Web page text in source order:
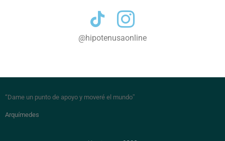
@hipotenusaonline
“Dame un punto de apoyo y moveré el mundo”
Arquímedes